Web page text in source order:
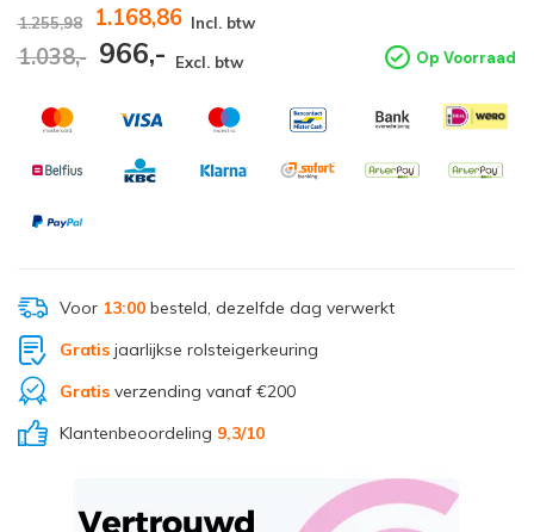
1.255,98 1.168,86 Incl. btw
1.038,- 966,- Excl. btw Op Voorraad
Voor 13:00besteld, dezelfde dag verwerkt
Gratisjaarlijkse rolsteigerkeuring
Gratisverzending vanaf €200
Klantenbeoordeling 9,3/10